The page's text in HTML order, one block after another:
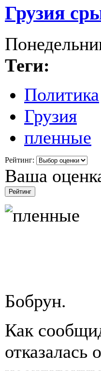
Грузия
Теги:
Политика
Грузия
пленные
Рейтинг:
Ваша
Бобрун.
Как
отказалась